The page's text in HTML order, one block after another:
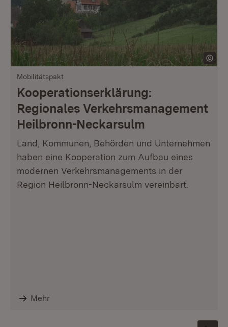
Mobilitätspakt
Kooperationserklärung:
Regionales Verkehrsmanagement
Heilbronn-Neckarsulm
Land, Kommunen, Behörden und Unternehmen
haben eine Kooperation zum Aufbau eines
modernen Verkehrsmanagements in der
Region Heilbronn-Neckarsulm vereinbart.
Mehr